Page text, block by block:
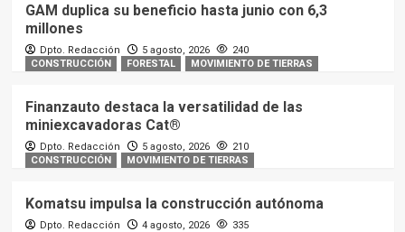
GAM duplica su beneficio hasta junio con 6,3
millones
Dpto. Redacción 5 agosto, 2026
240
CONSTRUCCIÓN
FORESTAL MOVIMIENTO DE TIERRAS
Finanzauto destaca la versatilidad de las
miniexcavadoras Cat®
Dpto. Redacción 5 agosto, 2026
210
CONSTRUCCIÓN
MOVIMIENTO DE TIERRAS
Komatsu impulsa la construcción autónoma
Dpto. Redacción 4 agosto, 2026 335